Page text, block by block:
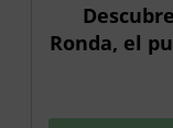
Ronda, el